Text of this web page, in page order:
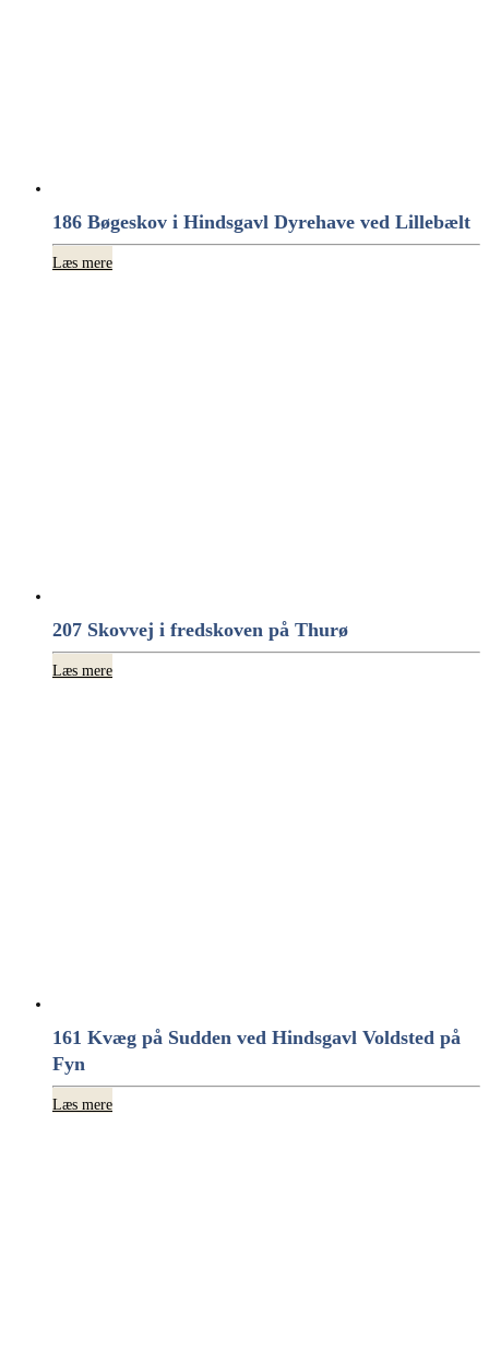
186 Bøgeskov i Hindsgavl Dyrehave ved Lillebælt
Læs mere
207 Skovvej i fredskoven på Thurø
Læs mere
161 Kvæg på Sudden ved Hindsgavl Voldsted på
Fyn
Læs mere